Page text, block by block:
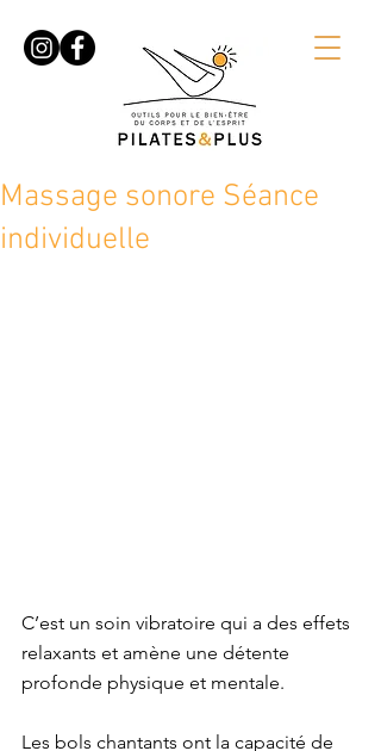
Massage sonore Séance
individuelle
C’est un soin vibratoire qui a des effets
relaxants et amène une détente
profonde physique et mentale.
Les bols chantants ont la capacité de